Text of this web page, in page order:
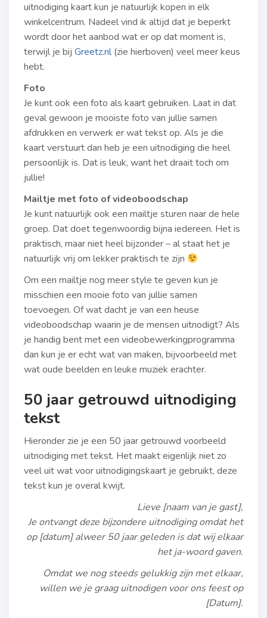
uitnodiging kaart kun je natuurlijk kopen in elk
winkelcentrum. Nadeel vind ik altijd dat je beperkt
wordt door het aanbod wat er op dat moment is,
terwijl je bij Greetz.nl(zie hierboven) veel meer keus
hebt.
Foto
Je kunt ook een foto als kaart gebruiken. Laat in dat
geval gewoon je mooiste foto van jullie samen
afdrukken en verwerk er wat tekst op. Als je die
kaart verstuurt dan heb je een uitnodiging die heel
persoonlijk is. Dat is leuk, want het draait toch om
jullie!
Mailtje met foto of videoboodschap
Je kunt natuurlijk ook een mailtje sturen naar de hele
groep. Dat doet tegenwoordig bijna iedereen. Het is
praktisch, maar niet heel bijzonder – al staat het je
natuurlijk vrij om lekker praktisch te zijn
Om een mailtje nog meer style te geven kun je
misschien een mooie foto van jullie samen
toevoegen. Of wat dacht je van een heuse
videoboodschap waarin je de mensen uitnodigt? Als
je handig bent met een videobewerkingprogramma
dan kun je er echt wat van maken, bijvoorbeeld met
wat oude beelden en leuke muziek erachter.
50 jaar getrouwd uitnodiging
tekst
Hieronder zie je een 50 jaar getrouwd voorbeeld
uitnodiging met tekst. Het maakt eigenlijk niet zo
veel uit wat voor uitnodigingskaart je gebruikt, deze
tekst kun je overal kwijt.
Lieve [naam van je gast],
Je ontvangt deze bijzondere uitnodiging omdat het
op [datum] alweer 50 jaar geleden is dat wij elkaar
het ja-woord gaven.
Omdat we nog steeds gelukkig zijn met elkaar,
willen we je graag uitnodigen voor ons feest op
[Datum].